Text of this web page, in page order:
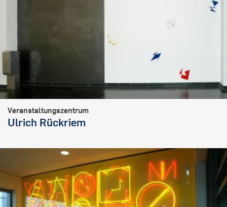
Veranstaltungszentrum
Ulrich Rückriem